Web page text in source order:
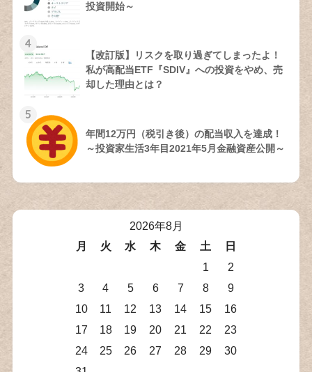
投資開始～
4
【改訂版】リスクを取り過ぎてしまったよ！
私が高配当ETF『SDIV』への投資をやめ、売
却した理由とは？
5
年間12万円（税引き後）の配当収入を達成！
～投資家生活3年目2021年5月金融資産公開～
2026年8月
月
火 水 木 金 土
日
1
2
3
4 5 6 7 8
9
10
11 12 13 14 15
16
17
18 19 20 21 22
23
24
25 26 27 28 29
30